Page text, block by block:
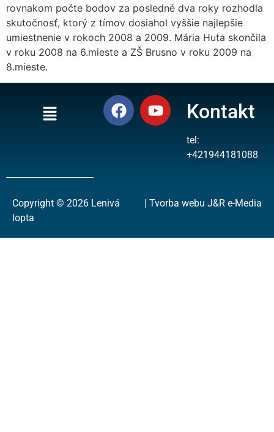
rovnakom počte bodov za posledné dva roky rozhodla
skutočnosť, ktorý z tímov dosiahol vyššie najlepšie
umiestnenie v rokoch 2008 a 2009. Mária Huta skončila
v roku 2008 na 6.mieste a ZŠ Brusno v roku 2009 na
8.mieste.
Kontakt
tel:
+421944181088
Copyright © 2026 Lenivá
lopta
| Tvorba webu J&R e-Media